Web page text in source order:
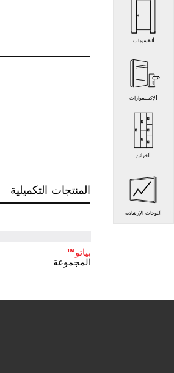
المنتجات التكميلية
بياتو™
المجموعة
التقسيمات
الإكسسوارات
الخزائن
اللوحات الإرشادية